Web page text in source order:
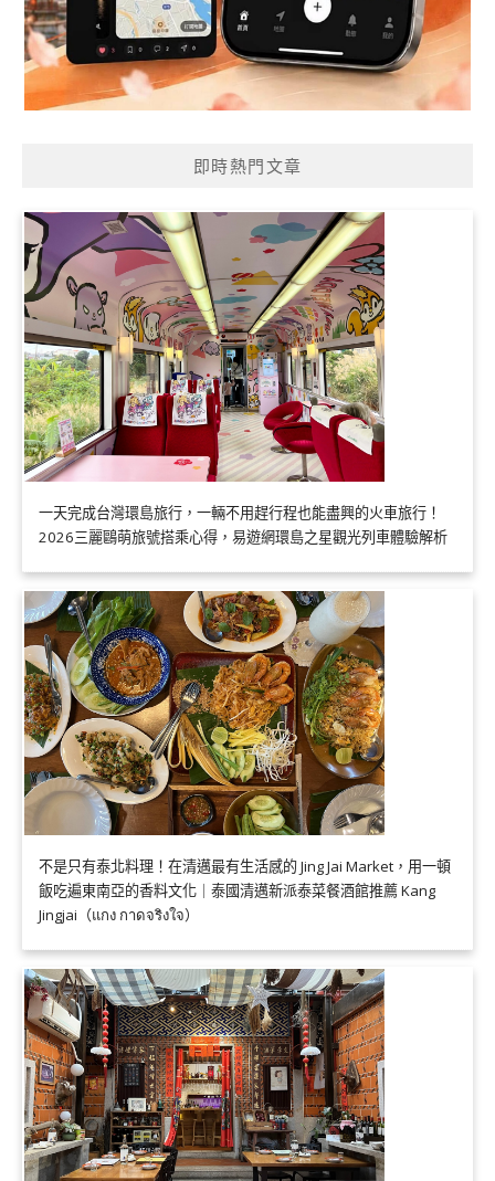
即時熱門文章
一天完成台灣環島旅行，一輛不用趕行程也能盡興的火車旅行！
2026三麗鷗萌旅號搭乘心得，易遊網環島之星觀光列車體驗解析
不是只有泰北料理！在清邁最有生活感的 Jing Jai Market，用一頓
飯吃遍東南亞的香料文化｜泰國清邁新派泰菜餐酒館推薦 Kang
Jingjai（แกง กาดจริงใจ）